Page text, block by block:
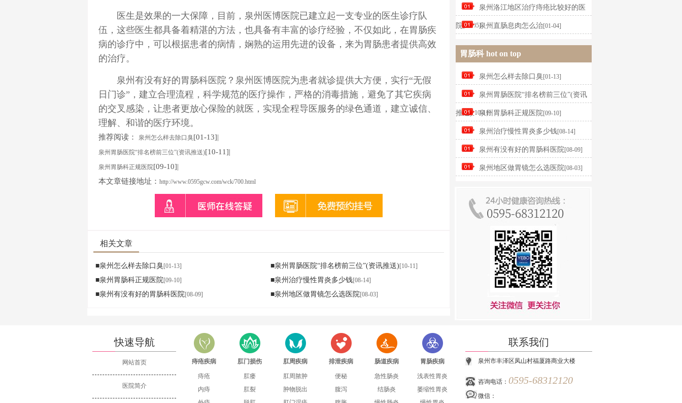
医生是效果的一大保障，目前，泉州医博医院已建立起一支专业的医生诊疗队
伍，这些医生都具备着精湛的方法，也具备有丰富的诊疗经验，不仅如此，在胃肠疾
病的诊疗中，可以根据患者的病情，娴熟的运用先进的设备，来为胃肠患者提供高效
的治疗。
泉州有没有好的胃肠科医院？ 泉州医博医院为患者就诊提供大方便，实行“无假
日门诊”，建立合理流程，科学规范的医疗操作，严格的消毒措施，避免了其它疾病
的交叉感染，让患者更放心保险的就医，实现全程导医服务的绿色通道，建立诚信、
理解、和谐的医疗环境。
推荐阅读： 泉州怎么样去除口臭[01-13]|
泉州胃肠医院“排名榜前三位”(资讯推送)[10-11]|
泉州胃肠科正规医院[09-10]|
本文章链接地址：http://www.0595gcw.com/wck/700.html
相关文章
■泉州怎么样去除口臭[01-13] ■泉州胃肠医院“排名榜前三位”(资讯推送) [10-11]
■泉州胃肠科正规医院[09-10] ■泉州治疗慢性胃炎多少钱[08-14]
■泉州有没有好的胃肠科医院[08-09] ■泉州地区做胃镜怎么选医院[08-03]
泉州洛江地区治疗痔疮比较好的医
院[01-05]泉州直肠息肉怎么治[01-04]
胃肠科 hot on top
泉州怎么样去除口臭 [01-13]
泉州胃肠医院“排名榜前三位”(资讯
推送)[10-11]
泉州胃肠科正规医院[09-10]
泉州治疗慢性胃炎多少钱[08-14]
泉州有没有好的胃肠科医院[08-09]
泉州地区做胃镜怎么选医院[08-03]
快速导航
网站首页
医院简介
痔疮疾病
痔疮
内痔
肛门损伤
肛瘘
肛裂
肛周疾病
肛周脓肿
肿物脱出
排泄疾病
便秘
腹泻
肠道疾病
急性肠炎
结肠炎
胃肠疾病
浅表性胃炎
萎缩性胃炎
联系我们
泉州市丰泽区凤山村福厦路商业大楼
咨询电话： 0595-68312120
微信：